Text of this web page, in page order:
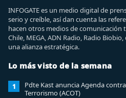
INFOGATE es un medio digital de
serio y creíble, así dan cuenta las
hacen otros medios de comunicación
Chile, MEGA, ADN Radio, Radio
una alianza estratégica.
Lo más visto de la semana
1
Pdte Kast anuncia Agenda
Terrorismo (ACOT)